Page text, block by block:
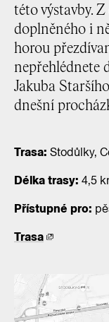
této výstavby.
doplněného i
horou
nepřehlédnete
Jakuba
dnešní
Trasa: Stodůlky,
Délka trasy: 4,5
Přístupné pro:
Trasa